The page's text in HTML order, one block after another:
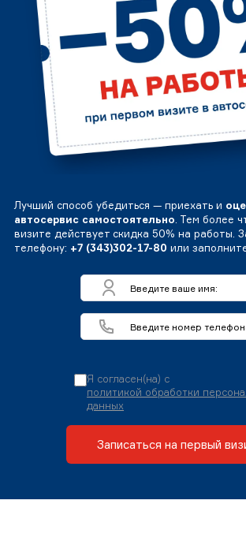
Лучший способ убедиться — приехать и
автосервис самостоятельно. Тем более
визите действует скидка 50% на работы.
телефону: +7 (343)302-17-80 или
Я согласен(на) с
политикой обработки
данных
Записаться на первый